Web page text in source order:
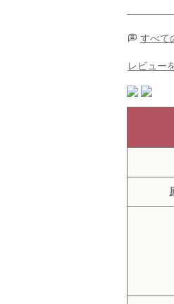
すべて
レビュー